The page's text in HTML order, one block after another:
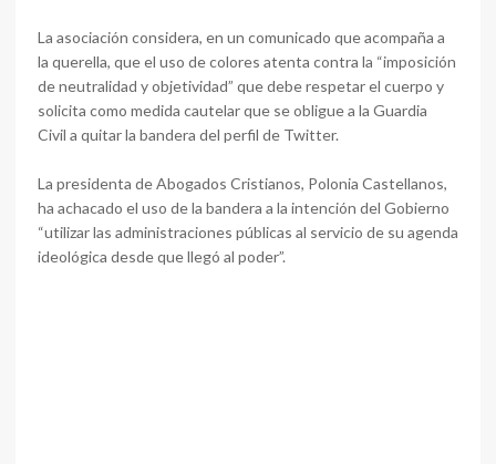
La asociación considera, en un comunicado que acompaña a
la querella, que el uso de colores atenta contra la “imposición
de neutralidad y objetividad” que debe respetar el cuerpo y
solicita como medida cautelar que se obligue a la Guardia
Civil a quitar la bandera del perfil de Twitter.
La presidenta de Abogados Cristianos, Polonia Castellanos,
ha achacado el uso de la bandera a la intención del Gobierno
“utilizar las administraciones públicas al servicio de su agenda
ideológica desde que llegó al poder”.